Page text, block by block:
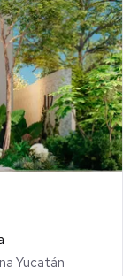
Yucatán